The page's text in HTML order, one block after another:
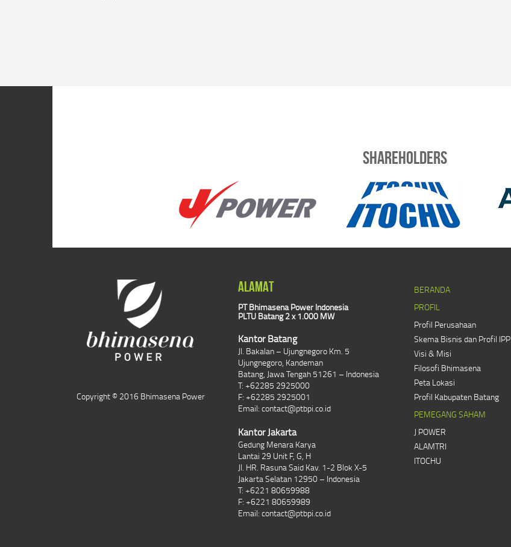
Shareholders
Copyright © 2016 Bhimasena Power
ALAMAT
PT Bhimasena Power Indonesia
PLTU Batang 2 x 1.000 MW
Kantor Batang
Jl. Bakalan – Ujungnegoro Km. 5
Ujungnegoro, Kandeman
Batang, Jawa Tengah 51261 – Indonesia
T: +62285 2925000
F: +62285 2925001
Email: contact@ptbpi.co.id
Kantor Jakarta
Gedung Menara Karya
Lantai 29 Unit F, G, H
Jl. HR. Rasuna Said Kav. 1-2 Blok X-5
Jakarta Selatan 12950 – Indonesia
T: +6221 80659988
F: +6221 80659989
Email: contact@ptbpi.co.id
BERANDA
PROFIL
Profil Perusahaan
Skema Bisnis dan Profil IPP
Visi & Misi
Filosofi Bhimasena
Peta Lokasi
Profil Kabupaten Batang
PEMEGANG SAHAM
J POWER
ALAMTRI
ITOCHU